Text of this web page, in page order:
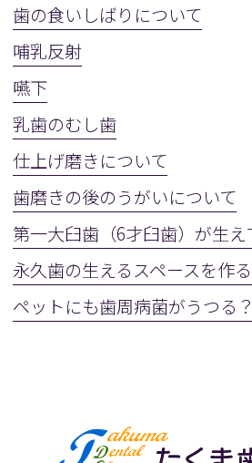
歯の食いしばりについて
哺乳反射
嚥下
乳歯のむし歯
仕上げ磨きについて
歯磨きの後のうがいについて
ペットにも歯周病菌がうつる？